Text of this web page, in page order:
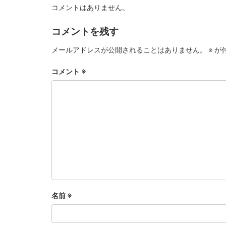
コメントはありません。
コメントを残す
メールアドレスが公開されることはありません。 ※ が
コメント ※
名前 ※